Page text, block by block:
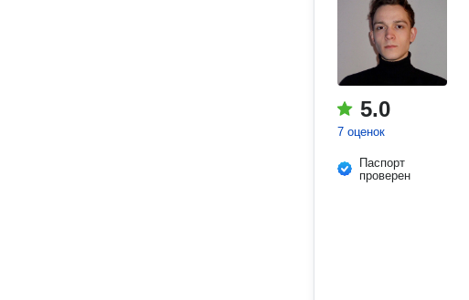
5.0
7 оценок
Паспорт
проверен